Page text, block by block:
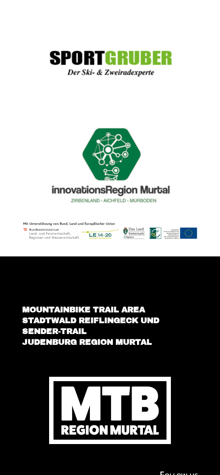
MOUNTAINBIKE TRAIL AREA
STADTWALD REIFLINGECK UND
SENDER-TRAIL
JUDENBURG REGION MURTAL